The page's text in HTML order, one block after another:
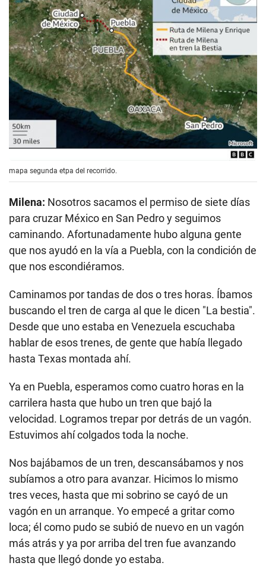
mapa segunda etpa del recorrido.
Milena: Nosotros sacamos el permiso de siete días
para cruzar México en San Pedro y seguimos
caminando. Afortunadamente hubo alguna gente
que nos ayudó en la vía a Puebla, con la condición de
que nos escondiéramos.
Caminamos por tandas de dos o tres horas. Íbamos
buscando el tren de carga al que le dicen "La bestia".
Desde que uno estaba en Venezuela escuchaba
hablar de esos trenes, de gente que había llegado
hasta Texas montada ahí.
Ya en Puebla, esperamos como cuatro horas en la
carrilera hasta que hubo un tren que bajó la
velocidad. Logramos trepar por detrás de un vagón.
Estuvimos ahí colgados toda la noche.
Nos bajábamos de un tren, descansábamos y nos
subíamos a otro para avanzar. Hicimos lo mismo
tres veces, hasta que mi sobrino se cayó de un
vagón en un arranque. Yo empecé a gritar como
loca; él como pudo se subió de nuevo en un vagón
más atrás y ya por arriba del tren fue avanzando
hasta que llegó donde yo estaba.